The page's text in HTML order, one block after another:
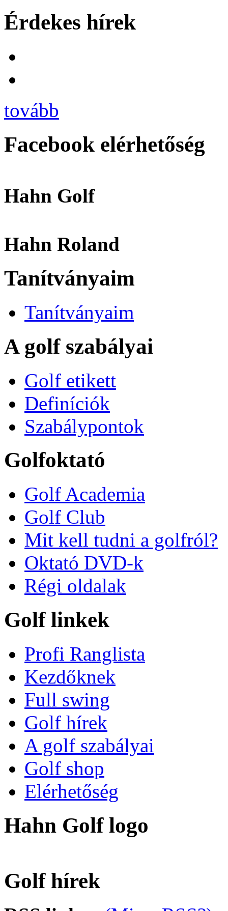
Érdekes hírek
tovább
Facebook elérhetőség
Hahn Golf
Hahn Roland
Tanítványaim
Tanítványaim
A golf szabályai
Golf etikett
Definíciók
Szabálypontok
Golfoktató
Golf Academia
Golf Club
Mit kell tudni a golfról?
Oktató DVD-k
Régi oldalak
Golf linkek
Profi Ranglista
Kezdőknek
Full swing
Golf hírek
A golf szabályai
Golf shop
Elérhetőség
Hahn Golf logo
Golf hírek